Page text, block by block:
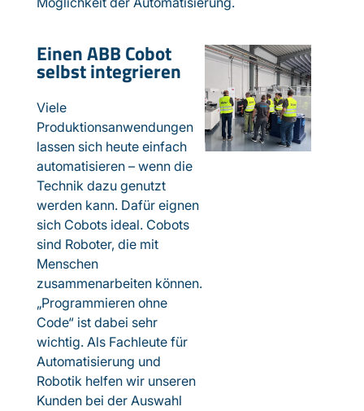
Einen ABB Cobot
selbst integrieren
Viele
Produktionsanwendungen
lassen sich heute einfach
automatisieren – wenn die
Technik dazu genutzt
werden kann. Dafür eignen
sich Cobots ideal. Cobots
sind Roboter, die mit
Menschen
zusammenarbeiten können.
„Programmieren ohne
Code“ ist dabei sehr
wichtig. Als Fachleute für
Automatisierung und
Robotik helfen wir unseren
Kunden bei der Auswahl